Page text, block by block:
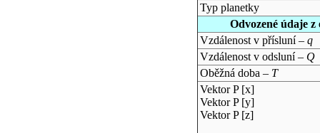
Typ planetky
Odvozené údaje
Vzdálenost v přísluní – q
Vzdálenost v odsluní – Q
Oběžná doba – T
Vektor P [x]
Vektor P [y]
Vektor P [z]